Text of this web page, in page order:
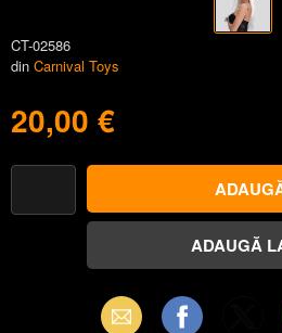
CT-02586
din Carnival Toys
20,00 €
Email Facebook